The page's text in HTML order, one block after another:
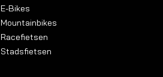
E-Bikes
Mountainbikes
Racefietsen
Stadsfietsen